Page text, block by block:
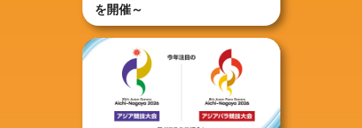
を開催～